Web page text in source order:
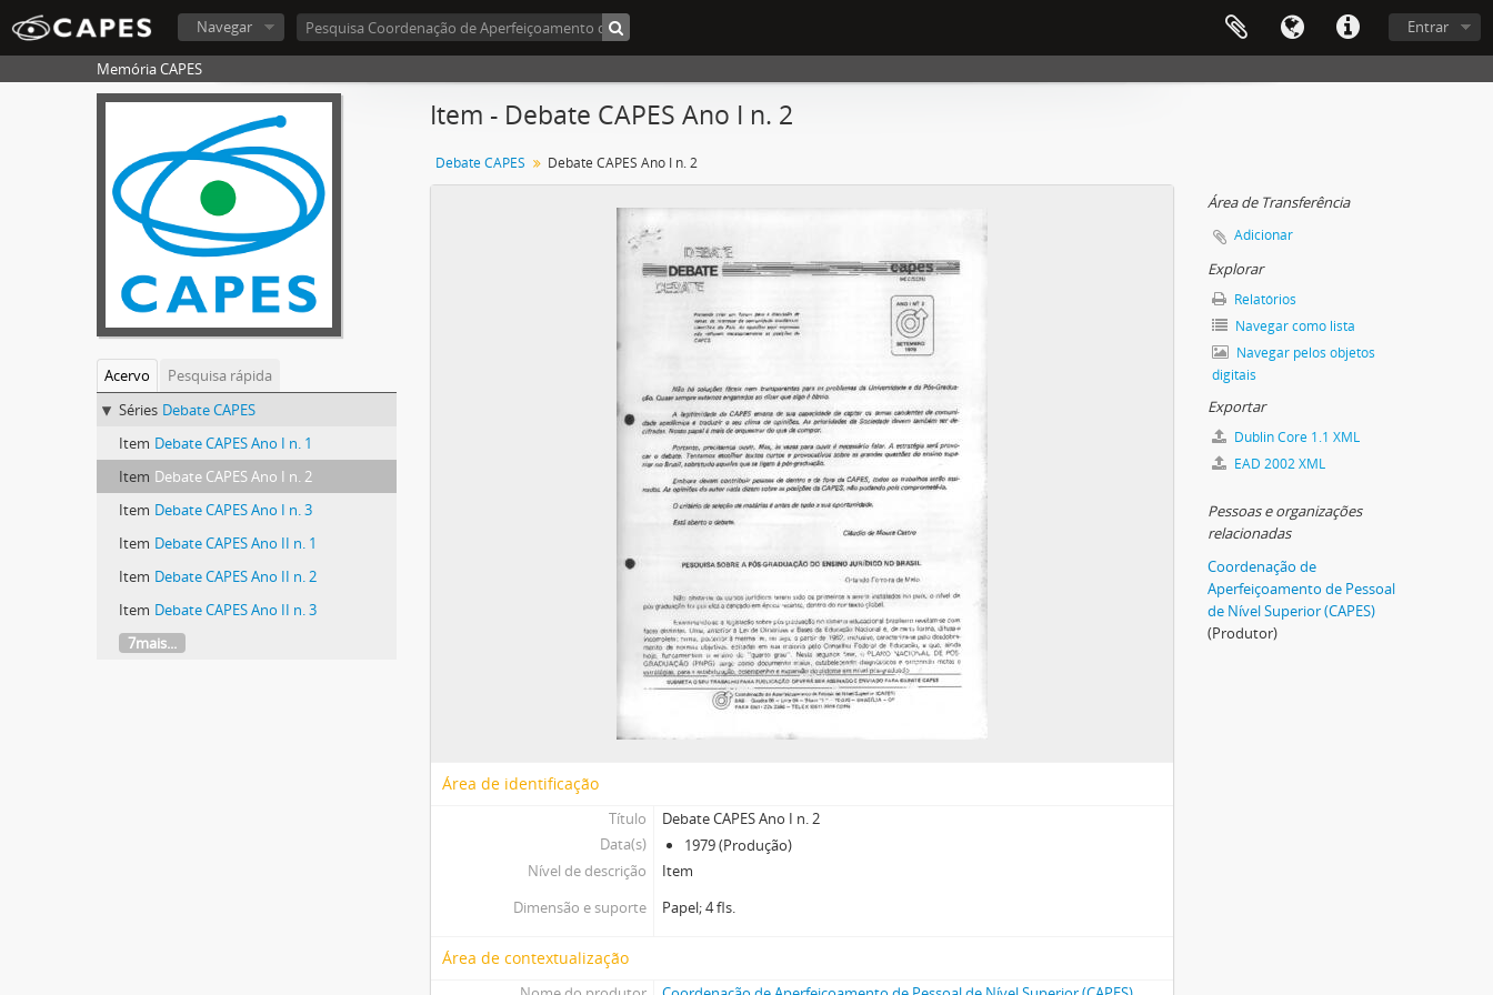
Entrar
Navegar
Memória CAPES
Acervo
Pesquisa rápida
Séries Debate CAPES
Item Debate CAPES Ano I n. 1
Item Debate CAPES Ano I n. 2
Item Debate CAPES Ano I n. 3
Item Debate CAPES Ano II n. 1
Item Debate CAPES Ano II n. 2
Item Debate CAPES Ano II n. 3
7mais...
Item - Debate CAPES Ano I n. 2
Debate CAPES Debate CAPES Ano I n. 2
Área de identificação
Título
Debate CAPES Ano I n. 2
Data(s)
1979 (Produção)
Nível de descrição
Item
Dimensão e suporte
Papel; 4 fls.
Área de contextualização
Área de Transferência
Adicionar
Explorar
Relatórios
Navegar como lista
Navegar pelos objetos
digitais
Exportar
Dublin Core 1.1 XML
EAD 2002 XML
Pessoas e organizações
relacionadas
Coordenação de
Aperfeiçoamento de Pessoal
de Nível Superior (CAPES)
(Produtor)